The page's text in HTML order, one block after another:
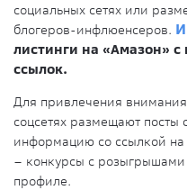
социальных сетях или
блогеров-инфлюенсеров.
листинги на «Амазон»
ссылок.
Для привлечения
соцсетях размещают
информацию со ссылкой на
– конкурсы с
профиле.